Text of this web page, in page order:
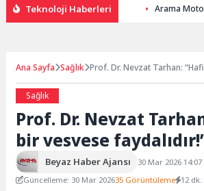
Teknoloji Haberleri Arama
Ana Sayfa Sağlık Prof. Dr. Nevzat Tarhan: “Hafif bir vesvese
Sağlık
Prof. Dr. Nevzat
bir vesvese
Beyaz Haber Ajansı
30 Mar 2026 14:07
Güncelleme: 30 Mar 202635 Görüntüleme 12 dk.